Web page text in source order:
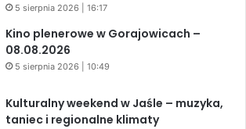
5 sierpnia 2026 | 16:17
Kino plenerowe w Gorajowicach –
08.08.2026
5 sierpnia 2026 | 10:49
Kulturalny weekend w Jaśle – muzyka,
taniec i regionalne klimaty